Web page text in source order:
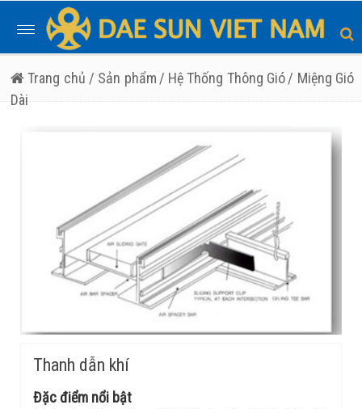
Toggle
navigation
Trang chủ / Sản phẩm / Hệ Thống Thông Gió/ Miệng Gió
Dài
Thanh dẫn khí
Đặc điểm nổi bật